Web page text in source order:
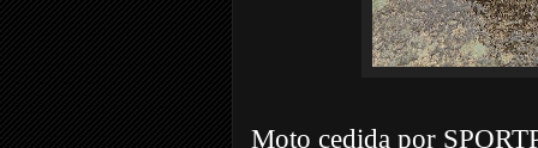
Moto cedida por